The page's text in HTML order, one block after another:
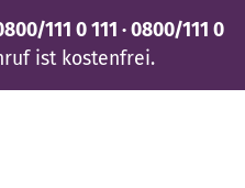
111 0 111 · 0800/111 0
ist kostenfrei.